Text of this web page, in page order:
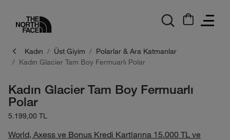
Kadın Üst Giyim
Polarlar & Ara Katmanlar
Kadın Glacier Tam Boy Fermuarlı Polar
Kadın Glacier Tam Boy Fermuarlı
Polar
5.199,00 TL
World, Axess ve Bonus Kredi Kartlarına 15.000 TL ve